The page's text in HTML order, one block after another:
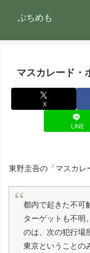
ぷちめも
マスカレード・
X
LINE
東野圭吾の「マスカレ
都内で起きた不可
ターゲットも不明
のは、次の犯行場
東京ということの